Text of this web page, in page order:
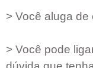
> Você aluga de
> Você pode